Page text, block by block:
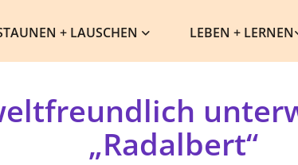
+ LAUSCHEN LEBEN + LERNEN
„Radalbert“